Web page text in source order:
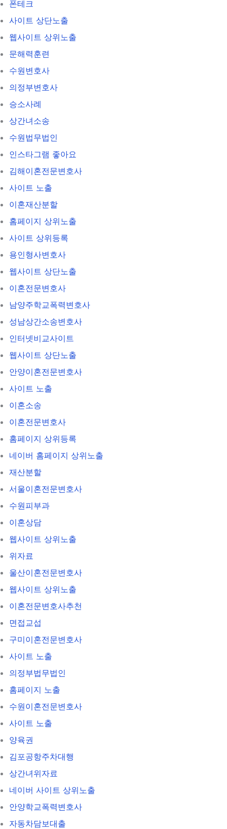
폰테크
사이트 상단노출
웹사이트 상위노출
문해력훈련
수원변호사
의정부변호사
승소사례
상간녀소송
수원법무법인
인스타그램 좋아요
김해이혼전문변호사
사이트 노출
이혼재산분할
홈페이지 상위노출
사이트 상위등록
용인형사변호사
웹사이트 상단노출
이혼전문변호사
남양주학교폭력변호사
성남상간소송변호사
인터넷비교사이트
웹사이트 상단노출
안양이혼전문변호사
사이트 노출
이혼소송
이혼전문변호사
홈페이지 상위등록
네이버 홈페이지 상위노출
재산분할
서울이혼전문변호사
수원피부과
이혼상담
웹사이트 상위노출
위자료
울산이혼전문변호사
웹사이트 상위노출
이혼전문변호사추천
면접교섭
구미이혼전문변호사
사이트 노출
의정부법무법인
홈페이지 노출
수원이혼전문변호사
사이트 노출
양육권
김포공항주차대행
상간녀위자료
네이버 사이트 상위노출
안양학교폭력변호사
자동차담보대출